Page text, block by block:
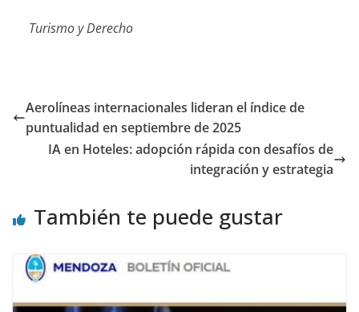
Turismo y Derecho
Aerolíneas internacionales lideran el índice de
puntualidad en septiembre de 2025
IA en Hoteles: adopción rápida con desafíos de
integración y estrategia
También te puede gustar